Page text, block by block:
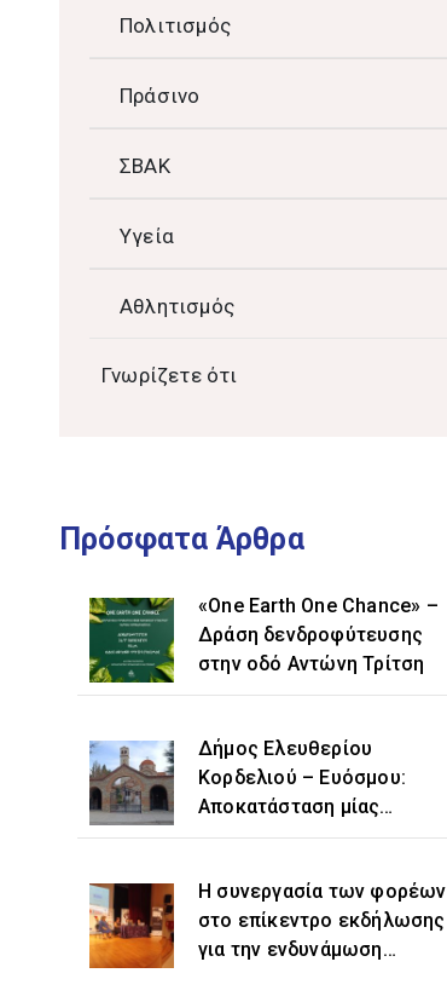
Πολιτισμός
Πράσινο
ΣΒΑΚ
Υγεία
Αθλητισμός
Γνωρίζετε ότι
Πρόσφατα Άρθρα
«One Earth One Chance» –
Δράση δενδροφύτευσης
στην οδό Αντώνη Τρίτση
Δήμος Ελευθερίου
Κορδελιού – Ευόσμου:
Αποκατάσταση μίας
ιστορικής αδικίας η
«Ελευθέριο» στην
ονομασία του δήμου
Η συνεργασία των φορέων
στο επίκεντρο εκδήλωσης
για την ενδυνάμωση